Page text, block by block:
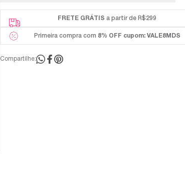
FRETE GRÁTIS a partir de R$299
Primeira compra com 8% OFF cupom: VALE8MDS
Compartilhe: